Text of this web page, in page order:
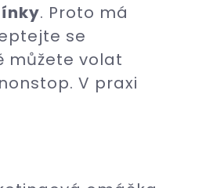
. Proto má
se
můžete volat
V praxi